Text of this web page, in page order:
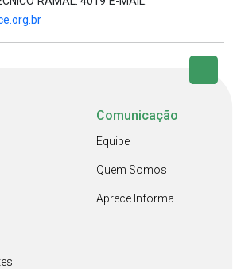
Comunicação
Equipe
Quem Somos
Aprece Informa